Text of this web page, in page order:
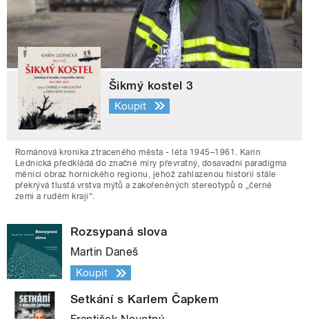
Šikmý kostel 3
Koupit
Románová kronika ztraceného města - léta 1945–1961. Karin
Lednická předkládá do značné míry převratný, dosavadní paradigma
měnící obraz hornického regionu, jehož zahlazenou historii stále
překrývá tlustá vrstva mýtů a zakořeněných stereotypů o „černé
zemi a rudém kraji“.
Rozsypaná slova
Martin Daneš
Koupit
Setkání s Karlem Čapkem